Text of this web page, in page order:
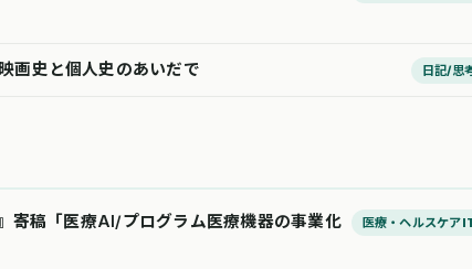
画史と個人史のあいだで 日記/思
寄稿「医療AI/プログラム医療機器の事業化
医療・ヘルスケア